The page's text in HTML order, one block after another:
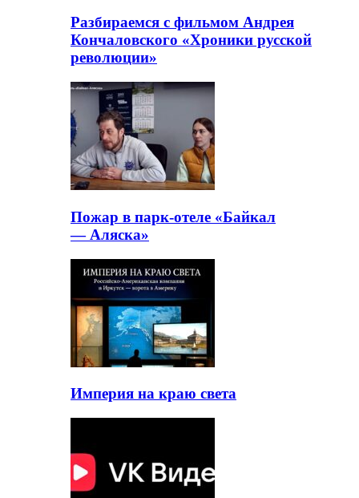
Разбираемся с фильмом Андрея
Кончаловского «Хроники русской
революции»
Пожар в парк-отеле «Байкал
— Аляска»
Империя на краю света